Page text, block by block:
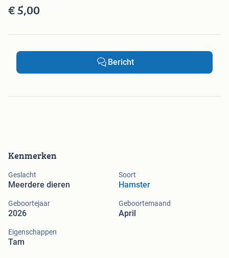
Kenmerken
Geslacht
Meerdere dieren
Soort
Hamster
Geboortejaar
2026
Geboortemaand
April
Eigenschappen
Tam
€ 5,00
Bericht